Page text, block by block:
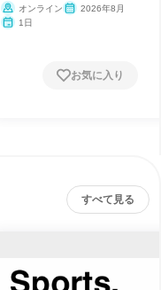
WSオンライン
2026年8月
1日
お気に入り
すべて見る